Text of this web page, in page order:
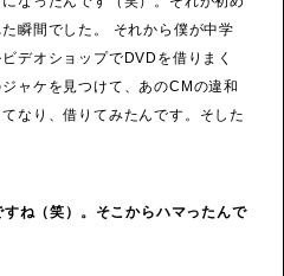
瞬間でした。 それから僕が中学
デオショップでDVDを借りまく
ャケを見つけて、あのCMの違和
なり、借りてみたんです。そした
ね（笑）。そこからハマったんで